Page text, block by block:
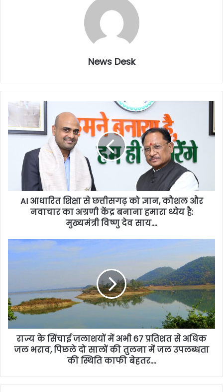
News Desk
AI आधारित शिक्षा से छत्तीसगढ़ को ज्ञान, कौशल और
नवाचार का अग्रणी केंद्र बनाना हमारा ध्येय है:
मुख्यमंत्री विष्णु देव साय….
राज्य के सिंचाई जलाशयों में अभी 67 प्रतिशत से अधिक
जल भराव, पिछले दो सालों की तुलना में जल उपलब्धता
की स्थिति काफी बेहतर….